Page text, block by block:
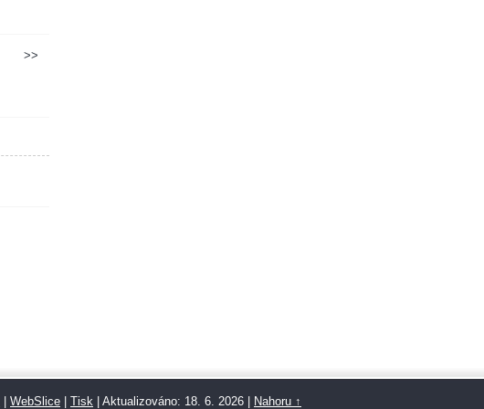
>>
WebSlice Tisk Aktualizováno: 18. 6. 2026 Nahoru ↑